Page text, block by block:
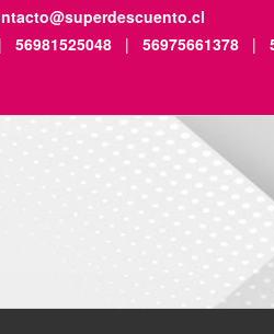
| 56981525048 | 56975661378 |